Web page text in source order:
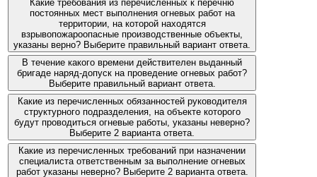
Какие требования из перечисленных к перечню
постоянных мест выполнения огневых работ на
территории, на которой находятся
взрывопожароопасные производственные объекты,
указаны верно? Выберите правильный вариант ответа.
В течение какого времени действителен выданный
бригаде наряд-допуск на проведение огневых работ?
Выберите правильный вариант ответа.
Какие из перечисленных обязанностей руководителя
структурного подразделения, на объекте которого
будут проводиться огневые работы, указаны неверно?
Выберите 2 варианта ответа.
Какие из перечисленных требований при назначении
специалиста ответственным за выполнение огневых
работ указаны неверно? Выберите 2 варианта ответа.